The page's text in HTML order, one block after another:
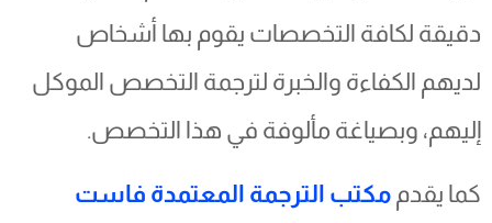
دقيقة لكافة التخصصات يقوم بها أشخاص
لديهم الكفاءة والخبرة لترجمة التخصص الموكل
إليهم، وبصياغة مألوفة في هذا التخصص.
كما يقدممكتب الترجمة المعتمدة فاست